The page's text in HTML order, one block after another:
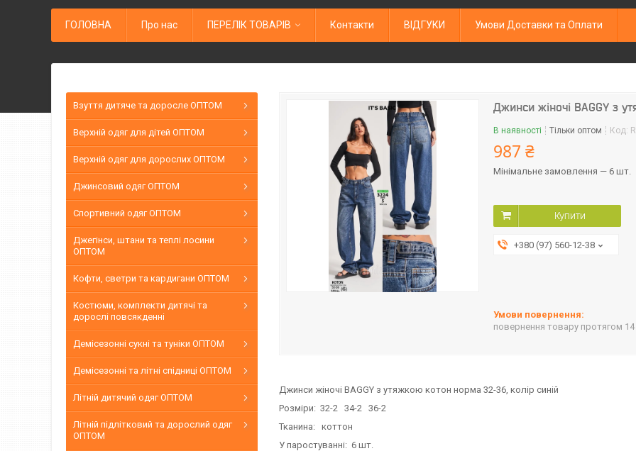
ГОЛОВНА Про нас ПЕРЕЛІК ТОВАРІВ Контакти ВІДГУКИ Умови Доставки та Оплати
Джинси жіночі BAGGY з
В наявності Тільки оптом Код:
987 ₴
Мінімальне замовлення — 6 шт.
Купити
+380 (97) 560-12-38
повернення товару протягом
Джинси жіночі BAGGY з утяжкою котон норма 32-36, колір синій
Розміри: 32-2 34-2 36-2
Тканина: коттон
У паростуванні: 6 шт.
Взуття дитяче та доросле ОПТОМ
Верхній одяг для дітей ОПТОМ
Верхній одяг для дорослих ОПТОМ
Джинсовий одяг ОПТОМ
Спортивний одяг ОПТОМ
Джегінси, штани та теплі лосини
ОПТОМ
Кофти, светри та кардигани ОПТОМ
Костюми, комплекти дитячі та
дорослі повсякденні
Демісезонні сукні та туніки ОПТОМ
Демісезонні та літні спідниці ОПТОМ
Літній дитячий одяг ОПТОМ
Літній підлітковий та дорослий одяг
ОПТОМ